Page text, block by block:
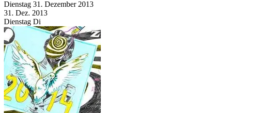
Dienstag 31. Dezember 2013
31. Dez. 2013
Dienstag Di